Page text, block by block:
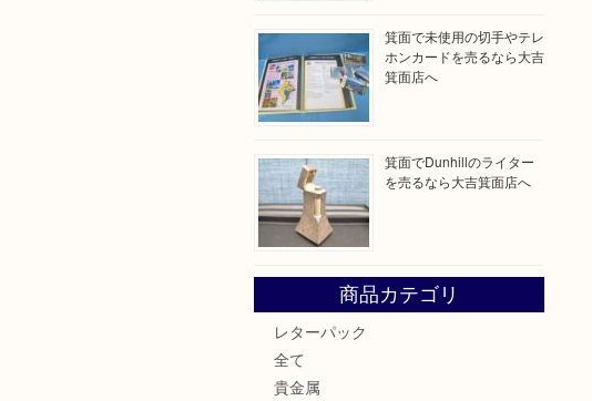
箕面で未使用の切手やテレ
ホンカードを売るなら大吉
箕面店へ
箕面でDunhillのライター
を売るなら大吉箕面店へ
商品カテゴリ
レターパック
全て
貴金属